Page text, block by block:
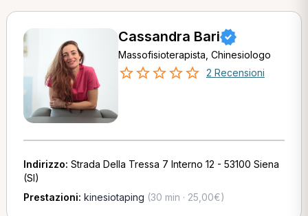
Cassandra Bari
Massofisioterapista, Chinesiologo
2 Recensioni
Indirizzo: Strada Della Tressa 7 Interno 12 - 53100 Siena
(SI)
Prestazioni: kinesiotaping (30 min · 25,00€)